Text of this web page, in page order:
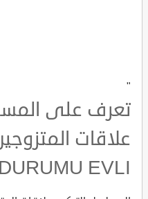
"
تعرف على
DURUMU EVLI